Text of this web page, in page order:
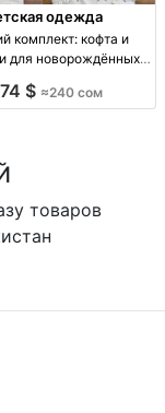
одежда
комплект: кофта и
для новорождённых,
пр.: кофта + штаны, р-
$ ≈240 сом
товаров